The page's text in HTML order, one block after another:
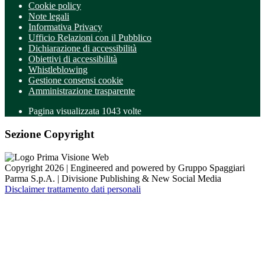
Cookie policy
Note legali
Informativa Privacy
Ufficio Relazioni con il Pubblico
Dichiarazione di accessibilità
Obiettivi di accessibilità
Whistleblowing
Gestione consensi cookie
Amministrazione trasparente
Pagina visualizzata 1043 volte
Sezione Copyright
Copyright 2026 | Engineered and powered by Gruppo Spaggiari
Parma S.p.A. | Divisione Publishing & New Social Media
Disclaimer trattamento dati personali